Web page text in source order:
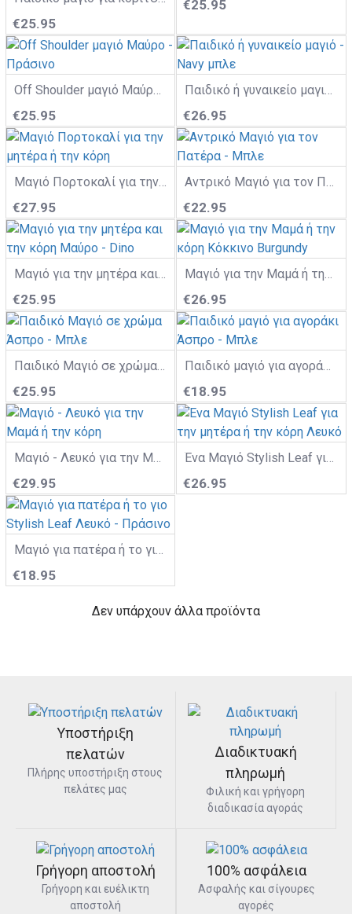
€25.95
€25.95
€25.95 €26.95
Μαγιό Πορτοκαλί για την μητέρα ή την κόρη
€27.95 €22.95
Μαγιό για την μητέρα και την κόρη Μαύρο - Dino
€25.95 €26.95
Παιδικό Μαγιό σε χρώμα Άσπρο - Μπλε
€25.95 €18.95
€29.95 €26.95
Μαγιό για πατέρα ή το γιο Stylish Leaf Λευκό - Πράσινο
€18.95
Δεν υπάρχουν άλλα προϊόντα
Υποστήριξη
πελατών
Πλήρης υποστήριξη στους
πελάτες μας
Διαδικτυακή
πληρωμή
Φιλική και γρήγορη
διαδικασία αγοράς
Γρήγορη αποστολή
Γρήγορη και ευέλικτη
αποστολή
100% ασφάλεια
Ασφαλής και σίγουρες
αγορές